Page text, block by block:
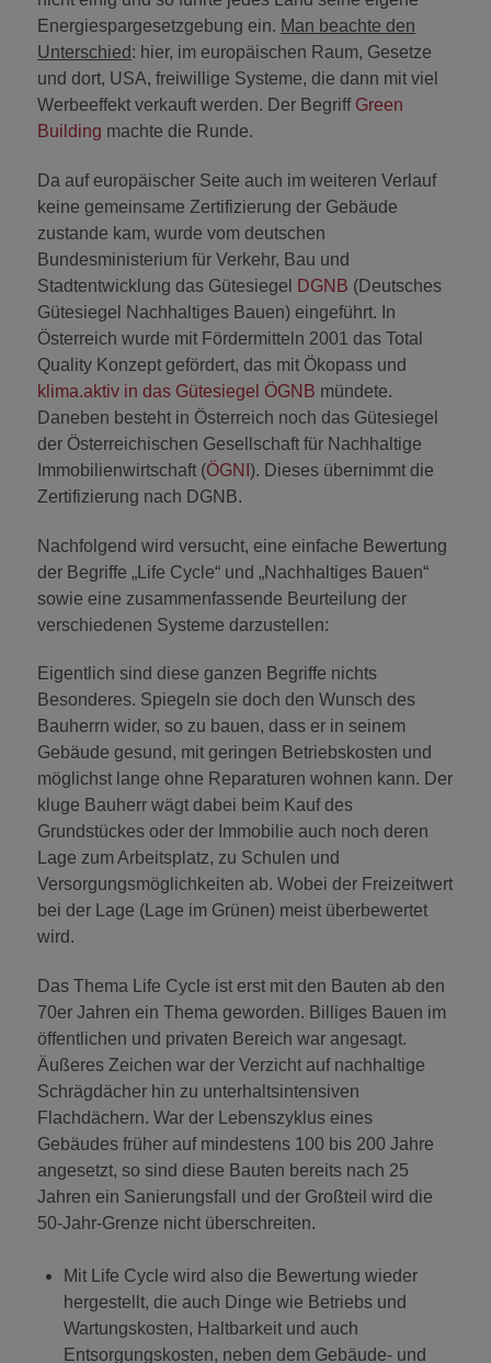
Energiespargesetzgebung ein. Man beachte den
Unterschied: hier, im europäischen Raum, Gesetze
und dort, USA, freiwillige Systeme, die dann mit viel
Werbeeffekt verkauft werden. Der Begriff Green
Building machte die Runde.
Da auf europäischer Seite auch im weiteren Verlauf
keine gemeinsame Zertifizierung der Gebäude
zustande kam, wurde vom deutschen
Bundesministerium für Verkehr, Bau und
Stadtentwicklung das Gütesiegel
DGNB (Deutsches
Gütesiegel Nachhaltiges Bauen) eingeführt. In
Österreich wurde mit Fördermitteln 2001 das Total
Quality Konzept gefördert, das mit Ökopass und
klima.aktiv in das Gütesiegel ÖGNB mündete.
Daneben besteht in Österreich noch das Gütesiegel
der Österreichischen Gesellschaft für Nachhaltige
Immobilienwirtschaft (ÖGNI ). Dieses übernimmt die
Zertifizierung nach DGNB.
Nachfolgend wird versucht, eine einfache Bewertung
der Begriffe „Life Cycle“ und „Nachhaltiges Bauen“
sowie eine zusammenfassende Beurteilung der
verschiedenen Systeme darzustellen:
Eigentlich sind diese ganzen Begriffe nichts
Besonderes. Spiegeln sie doch den Wunsch des
Bauherrn wider, so zu bauen, dass er in seinem
Gebäude gesund, mit geringen Betriebskosten und
möglichst lange ohne Reparaturen wohnen kann. Der
kluge Bauherr wägt dabei beim Kauf des
Grundstückes oder der Immobilie auch noch deren
Lage zum Arbeitsplatz, zu Schulen und
Versorgungsmöglichkeiten ab. Wobei der Freizeitwert
bei der Lage (Lage im Grünen) meist überbewertet
wird.
Das Thema Life Cycle ist erst mit den Bauten ab den
70er Jahren ein Thema geworden. Billiges Bauen im
öffentlichen und privaten Bereich war angesagt.
Äußeres Zeichen war der Verzicht auf nachhaltige
Schrägdächer hin zu unterhaltsintensiven
Flachdächern. War der Lebenszyklus eines
Gebäudes früher auf mindestens 100 bis 200 Jahre
angesetzt, so sind diese Bauten bereits nach 25
Jahren ein Sanierungsfall und der Großteil wird die
50-Jahr-Grenze nicht überschreiten.
Mit Life Cycle wird also die Bewertung wieder
hergestellt, die auch Dinge wie Betriebs und
Wartungskosten, Haltbarkeit und auch
Entsorgungskosten, neben dem Gebäude- und